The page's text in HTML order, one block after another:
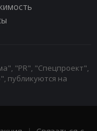
"PR", "Спецпроект",
публикуются на